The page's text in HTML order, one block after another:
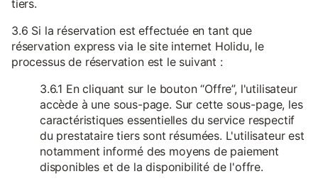
tiers.
3.6 Si la réservation est effectuée en tant que
réservation express via le site internet Holidu, le
processus de réservation est le suivant :
3.6.1 En cliquant sur le bouton “Offre”, l'utilisateur
accède à une sous-page. Sur cette sous-page, les
caractéristiques essentielles du service respectif
du prestataire tiers sont résumées. L'utilisateur est
notamment informé des moyens de paiement
disponibles et de la disponibilité de l'offre.